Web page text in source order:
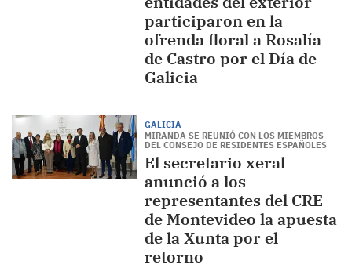
participaron en la
ofrenda floral a Rosalía
de Castro por el Día de
Galicia
GALICIA
MIRANDA SE REUNIÓ CON LOS MIEMBROS
DEL CONSEJO DE RESIDENTES ESPAÑOLES
El secretario xeral
anunció a los
representantes del CRE
de Montevideo la apuesta
de la Xunta por el
retorno